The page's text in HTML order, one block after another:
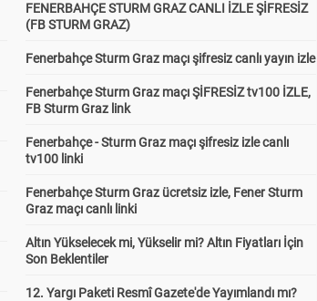
FENERBAHÇE STURM GRAZ CANLI İZLE ŞİFRESİZ
(FB STURM GRAZ)
Fenerbahçe Sturm Graz maçı şifresiz canlı yayın izle
Fenerbahçe Sturm Graz maçı ŞİFRESİZ tv100 İZLE,
FB Sturm Graz link
Fenerbahçe - Sturm Graz maçı şifresiz izle canlı
tv100 linki
Fenerbahçe Sturm Graz ücretsiz izle, Fener Sturm
Graz maçı canlı linki
Altın Yükselecek mi, Yükselir mi? Altın Fiyatları İçin
Son Beklentiler
12. Yargı Paketi Resmî Gazete'de Yayımlandı mı?